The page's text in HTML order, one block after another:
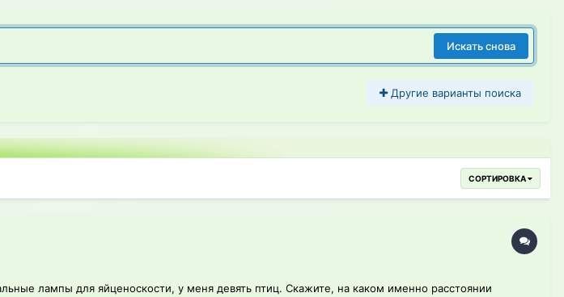
Искать снова
Другие варианты поиска
СОРТИРОВКА
лампы для яйценоскости, у меня девять птиц. Скажите, на каком именно расстоянии